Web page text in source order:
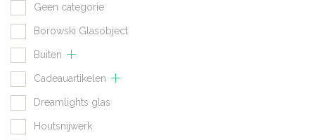
Geen categorie
Borowski Glasobject
Buiten
Cadeauartikelen
Dreamlights glas
Houtsnijwerk